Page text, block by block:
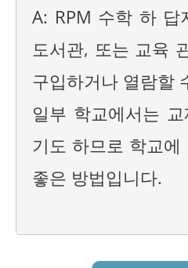
A: RPM 수학 하 답
도서관, 또는 교육
구입하거나 열람할
일부 학교에서는
기도 하므로 학교
좋은 방법입니다.